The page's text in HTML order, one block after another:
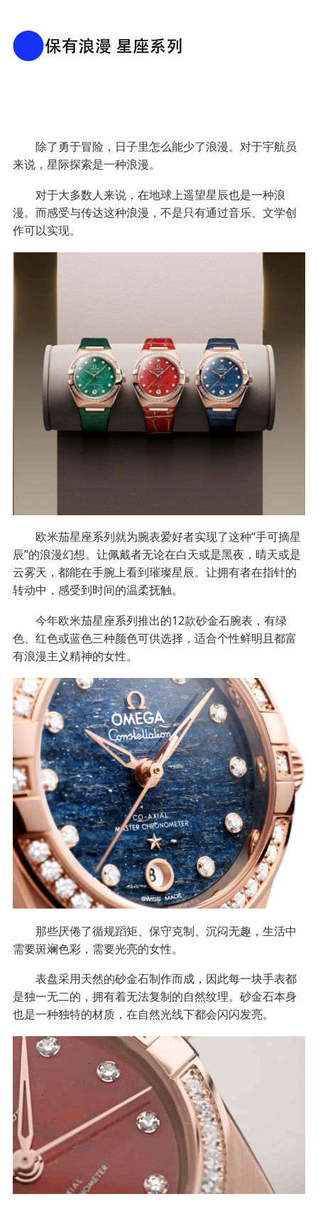
除了勇于冒险，日子里怎么能少了浪漫。对于宇航员
来说，星际探索是一种浪漫。
对于大多数人来说，在地球上遥望星辰也是一种浪
漫。而感受与传达这种浪漫，不是只有通过音乐、文学创
作可以实现。
欧米茄星座系列就为腕表爱好者实现了这种“手可摘星
辰”的浪漫幻想。让佩戴者无论在白天或是黑夜，晴天或是
云雾天，都能在手腕上看到璀璨星辰。让拥有者在指针的
转动中，感受到时间的温柔抚触。
今年欧米茄星座系列推出的12款砂金石腕表，有绿
色、红色或蓝色三种颜色可供选择，适合个性鲜明且都富
有浪漫主义精神的女性。
那些厌倦了循规蹈矩、保守克制、沉闷无趣，生活中
需要斑斓色彩，需要光亮的女性。
表盘采用天然的砂金石制作而成，因此每一块手表都
是独一无二的，拥有着无法复制的自然纹理。砂金石本身
也是一种独特的材质，在自然光线下都会闪闪发亮。